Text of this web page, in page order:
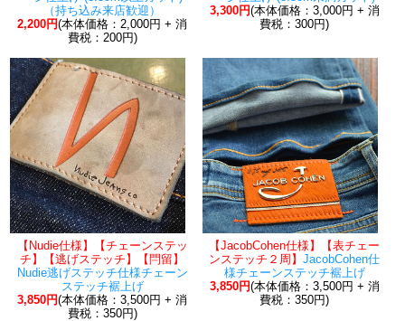
（持ち込み来店歓迎）
2,200円(本体価格：2,000円 + 消
費税：200円)
3,300円(本体価格：3,000円 + 消
費税：300円)
【Nudie仕様】【チェーンステッ
チ】【逃げステッチ】【閂留】
Nudie逃げステッチ仕様チェーン
ステッチ裾上げ
3,850円(本体価格：3,500円 + 消
費税：350円)
【JacobCohen仕様】【表チェー
ンステッチ２周】JacobCohen仕
様チェーンステッチ裾上げ
3,850円(本体価格：3,500円 + 消
費税：350円)